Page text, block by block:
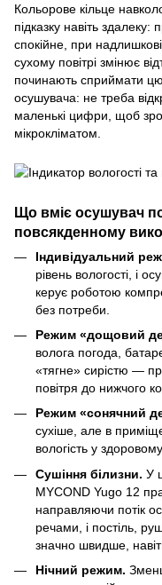
Кольорове кільце
підказку навіть здалеку:
спокійне, при
сухому повітрі змінює
починають сприймати
осушувача: не треба
маленькі цифри, щоб
мікрокліматом.
Що вміє осушувач
повсякденному
Індивідуальний
рівень вологості, і
керує роботою
без потреби.
Режим «дощовий
волога погода,
«тягне» сирістю —
повітря до нижчого
Режим «сонячний
сухіше, але в
вологість у
Сушіння білизни. У
MYCOND Yugo 12
направляючи потік
речами, і постіль,
значно швидше,
Нічний режим.